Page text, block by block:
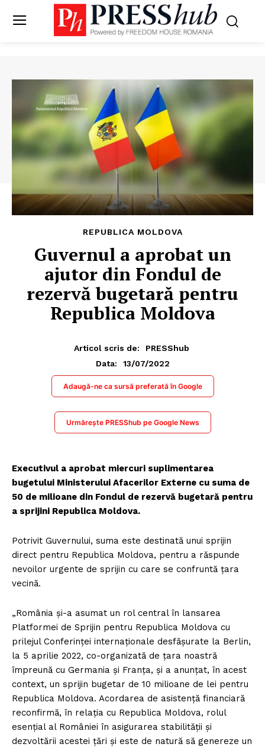
REPUBLICA MOLDOVA
Guvernul a aprobat un
ajutor din Fondul de
rezervă bugetară pentru
Republica Moldova
Articol scris de:
PRESShub
Data:
13/07/2022
Adaugă-ne ca sursă preferată în Google
Urmărește PRESShub pe Google News
Executivul a aprobat miercuri suplimentarea
bugetului Ministerului Afacerilor Externe cu suma de
50 de milioane din Fondul de rezervă bugetară pentru
a sprijini Republica Moldova.
Potrivit Guvernului, suma este destinată unui sprijin
direct pentru Republica Moldova, pentru a răspunde
nevoilor urgente de sprijin cu care se confruntă ţara
vecină.
„România şi-a asumat un rol central în lansarea
Platformei de Sprijin pentru Republica Moldova cu
prilejul Conferinţei internaţionale desfăşurate la Berlin,
la 5 aprilie 2022, co-organizată de ţara noastră
împreună cu Germania şi Franţa, şi a anunţat, în acest
context, un sprijin bugetar de 10 milioane de lei pentru
Republica Moldova. Acordarea de asistenţă financiară
reconfirmă, în relaţia cu Republica Moldova, rolul
esenţial al României în asigurarea stabilităţii şi
dezvoltării acestei ţări şi este de natură să genereze un